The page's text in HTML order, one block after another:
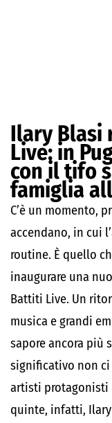
Ilary Blasi
Live: in
con il tifo
famiglia
C’è un momento,
accendano, in cui
routine. È quello
inaugurare una
Battiti Live. Un
musica e grandi
sapore ancora più
significativo non
artisti protagonisti
quinte, infatti,